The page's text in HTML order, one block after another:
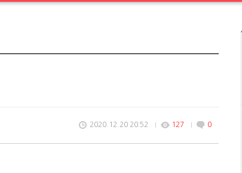
2020.12.20 20:52 127 0